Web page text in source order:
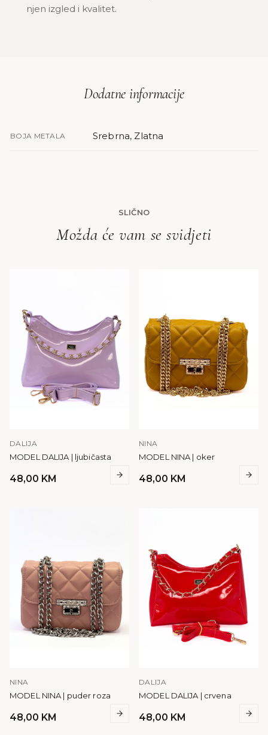
njen izgled i kvalitet.
Dodatne informacije
BOJA METALA Srebrna, Zlatna
SLIČNO
Možda će vam se svidjeti
DALIJA
MODEL DALIJA | ljubičasta
48,00 KM
NINA
MODEL NINA | oker
48,00 KM
NINA
MODEL NINA | puder roza
48,00 KM
DALIJA
MODEL DALIJA | crvena
48,00 KM